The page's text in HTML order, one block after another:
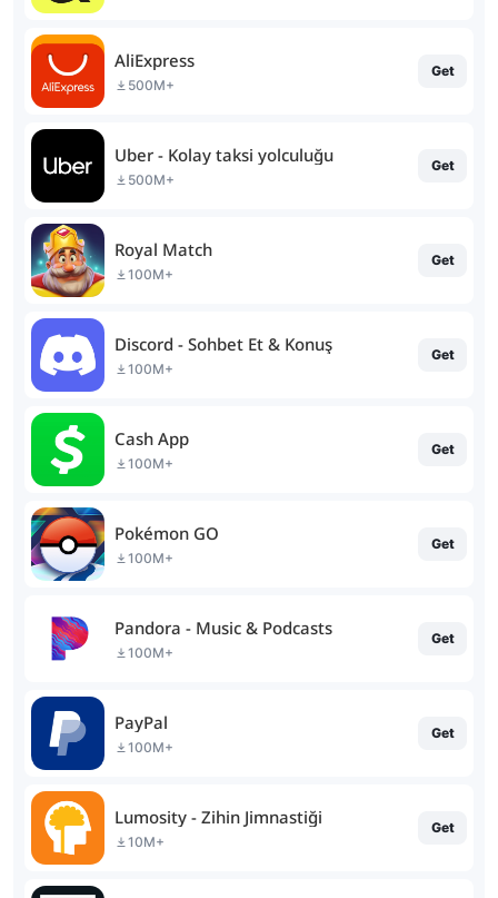
AliExpress
500M+
Get
Uber - Kolay taksi yolculuğu
500M+
Get
Royal Match
100M+
Get
Discord - Sohbet Et & Konuş
100M+
Get
Cash App
100M+
Get
Pokémon GO
100M+
Get
Pandora - Music & Podcasts
100M+
Get
PayPal
100M+
Get
Lumosity - Zihin Jimnastiği
10M+
Get